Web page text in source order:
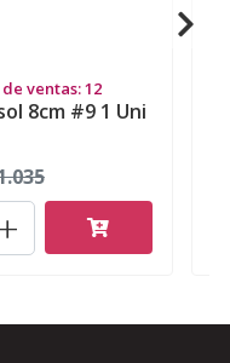
ventas: 12
8cm #9 1 Uni
+